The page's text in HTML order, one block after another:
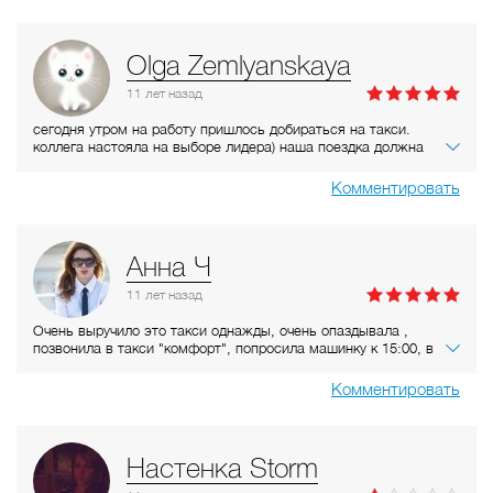
Olga Zemlyanskaya
11 летназад
сегодня утром на работу пришлось добираться на такси.
коллега настояла на выборе лидера) наша поездка должна
мелочь) у доброго дяди-водителя не нашлась сдача, и он
простил нам недостачу ))) поездка обошлась 134 рубля 60
Комментировать
Анна Ч
11 летназад
Очень выручило это такси однажды, очень опаздывала ,
позвонила в такси "комфорт", попросила машинку к 15:00, в
диспетчером, быстро позвонила в это такси, слава богу, что
была свободная машинка неподалеку, и такси подъехало через
Комментировать
Настенка Storm